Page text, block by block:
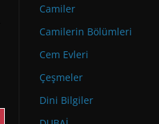
Camiler
Camilerin Bölümleri
Cem Evleri
Çeşmeler
Dini Bilgiler